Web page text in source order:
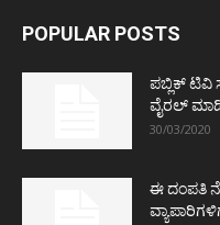
POPULAR POSTS
ಪಬ್ಲಿಕ್ ಟಿವಿ
ವೈರಲ್
30/03/2020
ಈ ದಂಪತಿ